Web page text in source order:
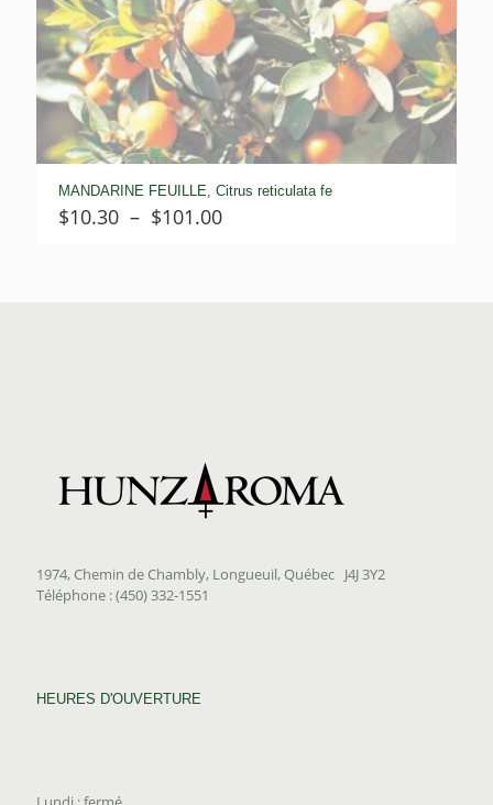
MANDARINE FEUILLE, Citrus reticulata fe
$10.30 – $101.00Plage
1974, Chemin de Chambly, Longueuil, Québec J4J 3Y2
Téléphone : (450) 332-1551
HEURES D'OUVERTURE